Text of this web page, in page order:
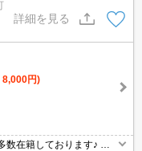
社ではネットに掲載され
で気になる物件は全て申
詳細を見る
8,000円)
在籍しております♪ 初